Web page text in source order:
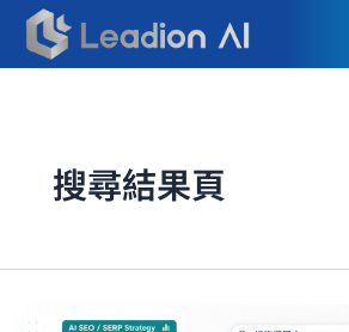
主
搜尋結果頁